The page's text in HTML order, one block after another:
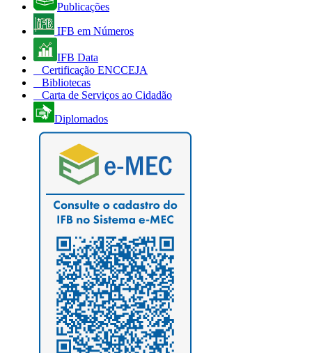
Publicações
IFB em Números
IFB Data
Certificação ENCCEJA
Bibliotecas
Carta de Serviços ao Cidadão
Diplomados